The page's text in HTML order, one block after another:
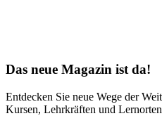
Das neue Magazin ist da!
Entdecken Sie neue Wege der
Kursen, Lehrkräften und